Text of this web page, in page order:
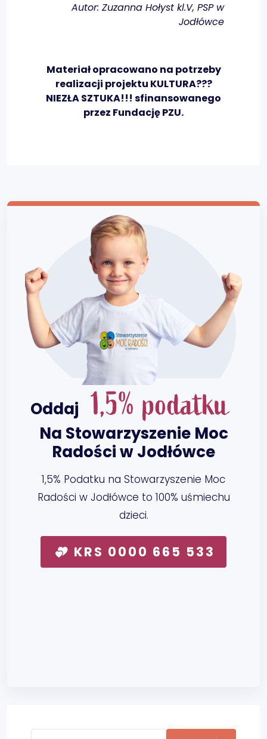
Autor: Zuzanna Hołyst kl.V, PSP w
Jodłówce
Materiał opracowano na potrzeby
realizacji projektu KULTURA???
NIEZŁA SZTUKA!!! sfinansowanego
przez Fundację PZU.
Oddaj 1,5% podatku
Na Stowarzyszenie Moc
Radości w Jodłówce
1,5% Podatku na Stowarzyszenie Moc
Radości w Jodłówce to 100% uśmiechu
dzieci.
KRS 0000 665 533